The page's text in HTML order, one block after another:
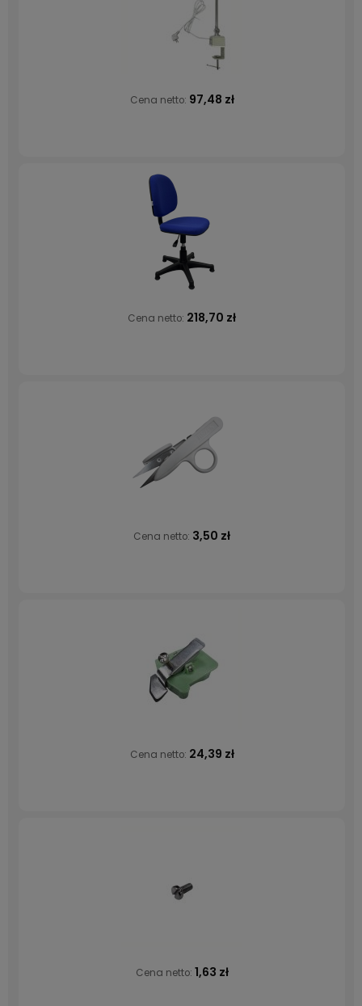
Cena netto: 97,48 zł
Cena netto: 218,70 zł
Cena netto: 3,50 zł
Cena netto: 24,39 zł
Cena netto: 1,63 zł